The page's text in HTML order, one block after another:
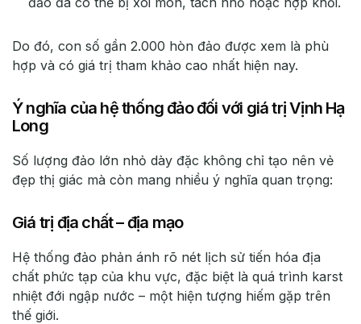
Do đó, con số gần 2.000 hòn đảo được xem là phù
hợp và có giá trị tham khảo cao nhất hiện nay.
Ý nghĩa của hệ thống đảo đối với giá trị Vịnh Hạ
Long
Số lượng đảo lớn nhỏ dày đặc không chỉ tạo nên vẻ
đẹp thị giác mà còn mang nhiều ý nghĩa quan trọng:
Giá trị địa chất – địa mạo
Hệ thống đảo phản ánh rõ nét lịch sử tiến hóa địa
chất phức tạp của khu vực, đặc biệt là quá trình karst
nhiệt đới ngập nước – một hiện tượng hiếm gặp trên
thế giới.